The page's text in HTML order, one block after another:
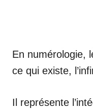
En numérologie,
ce qui existe,
Il représente